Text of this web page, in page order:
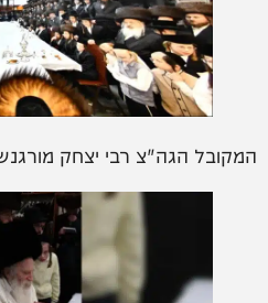
המקובל הגה"צ רבי יצחק